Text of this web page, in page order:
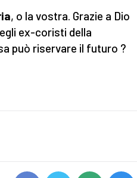
, o la vostra. Grazie a Dio
ex-coristi della
può riservare il futuro ?